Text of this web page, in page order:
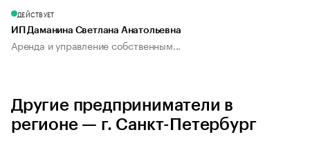
ДЕЙСТВУЕТ
ИП Даманина Светлана Анатольевна
Аренда и управление собственным...
Другие предприниматели в
регионе — г. Санкт-Петербург